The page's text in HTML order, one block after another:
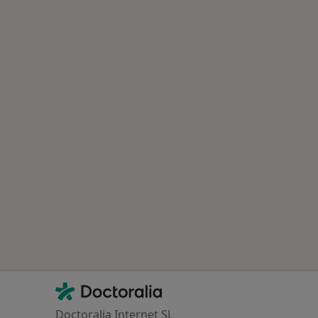
Contacto
Doctoralia - Página de inicio
Doctoralia Internet SL